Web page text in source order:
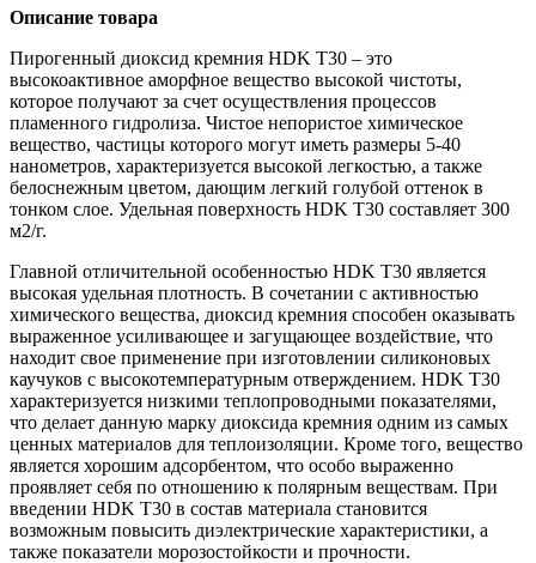
Описание товара
Пирогенный диоксид кремния HDK T30 – это
высокоактивное аморфное вещество высокой чистоты,
которое получают за счет осуществления процессов
пламенного гидролиза. Чистое непористое химическое
вещество, частицы которого могут иметь размеры 5-40
нанометров, характеризуется высокой легкостью, а также
белоснежным цветом, дающим легкий голубой оттенок в
тонком слое. Удельная поверхность HDK T30 составляет 300
м2/г.
Главной отличительной особенностью HDK T30 является
высокая удельная плотность. В сочетании с активностью
химического вещества, диоксид кремния способен оказывать
выраженное усиливающее и загущающее воздействие, что
находит свое применение при изготовлении силиконовых
каучуков с высокотемпературным отверждением. HDK T30
характеризуется низкими теплопроводными показателями,
что делает данную марку диоксида кремния одним из самых
ценных материалов для теплоизоляции. Кроме того, вещество
является хорошим адсорбентом, что особо выраженно
проявляет себя по отношению к полярным веществам. При
введении HDK T30 в состав материала становится
возможным повысить диэлектрические характеристики, а
также показатели морозостойкости и прочности.